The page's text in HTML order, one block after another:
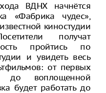
ВДНХ начнётся
«Фабрика чудес»,
киностудии
получат
пройтись по
и увидеть весь
от первых
воплощенной
будет работать до